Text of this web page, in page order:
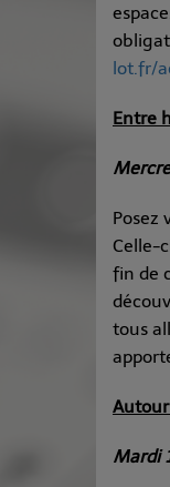
lot.fr/
Entre
Posez
Celle-
fin de
tous
Mardi